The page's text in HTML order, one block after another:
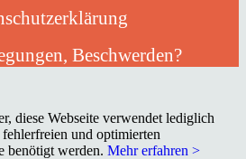
Beschwerden?
diese Webseite verwendet lediglich
und optimierten
benötigt werden. Mehr erfahren >